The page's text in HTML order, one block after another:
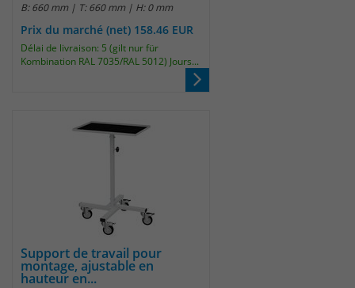
B: 660 mm | T: 660 mm | H: 0 mm
Prix du marché (net) 158.46 EUR
Délai de livraison: 5 (gilt nur für
Kombination RAL 7035/RAL 5012) Jours...
Support de travail pour
montage, ajustable en
hauteur en...